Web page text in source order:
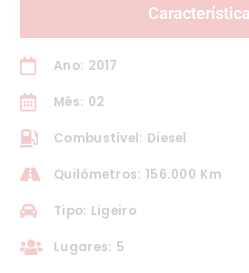
Ano: 2017
Mês: 02
Combustível: Diesel
Quilómetros: 156.000 Km
Tipo: Ligeiro
Lugares: 5